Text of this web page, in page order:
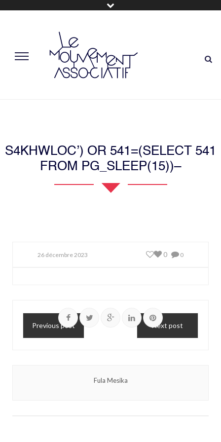
S4KHWLOC’) OR 541=(SELECT 541
FROM PG_SLEEP(15))–
26 décembre 2023 0
0
Previous post Next post
Fula Mesika